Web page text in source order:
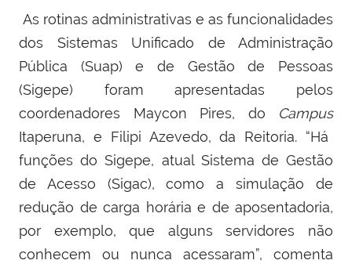
As rotinas administrativas e as funcionalidades
dos Sistemas Unificado de Administração
Pública (Suap) e de Gestão de Pessoas
(Sigepe) foram apresentadas pelos
coordenadores Maycon Pires, do Campus
Itaperuna, e Filipi Azevedo, da Reitoria. “Há
funções do Sigepe, atual Sistema de Gestão
de Acesso (Sigac), como a simulação de
redução de carga horária e de aposentadoria,
por exemplo, que alguns servidores não
conhecem ou nunca acessaram”, comenta